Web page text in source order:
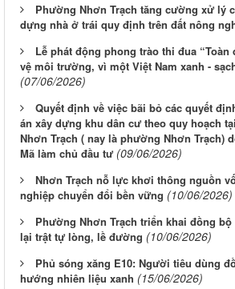
Phường Nhơn Trạch tăng cường xử lý
dựng nhà ở trái quy định trên đất nông
Lễ phát động phong trào thi đua “Toàn
vệ môi trường, vì một Việt Nam xanh -
(07/06/2026)
Quyết định về việc bãi bỏ các quyết
án xây dựng khu dân cư theo quy hoạch
Nhơn Trạch ( nay là phường Nhơn Trạch)
Mã làm chủ đầu tư (09/06/2026)
Nhơn Trạch nỗ lực khơi thông nguồn
nghiệp chuyển đổi bền vững (10/06/2026)
Phường Nhơn Trạch triển khai đồng
lại trật tự lòng, lề đường (10/06/2026)
Phủ sóng xăng E10: Người tiêu dùng
hướng nhiên liệu xanh (15/06/2026)